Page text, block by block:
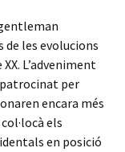
les evolucions
L’adveniment
per
encara més
els
en posició